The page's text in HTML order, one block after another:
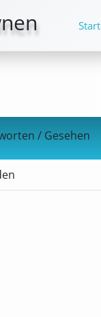
Start
/ Gesehen